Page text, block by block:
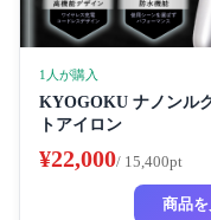
1人が購入
KYOGOKU ナノンル
トアイロン
¥22,000/ 15,400pt
商品